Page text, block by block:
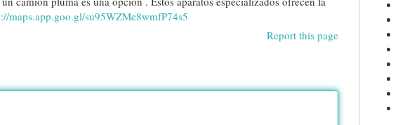
maps.app.goo.gl/su95WZMe8wmfP74s5
Report this page